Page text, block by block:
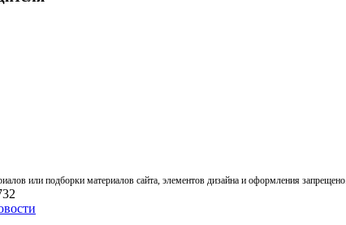
или подборки материалов сайта, элементов дизайна и оформления запрещено.